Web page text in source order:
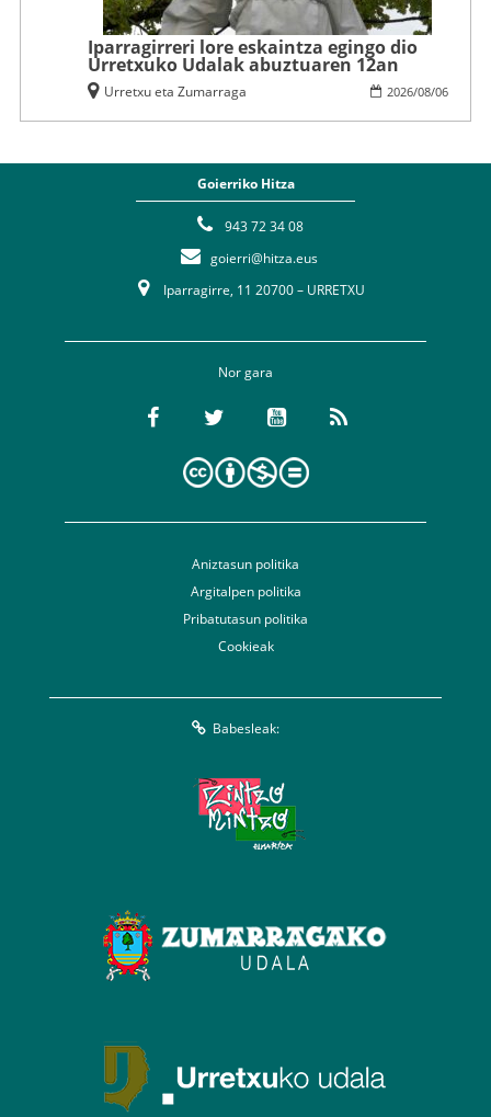
Iparragirreri lore eskaintza egingo dio
Urretxuko Udalak abuztuaren 12an
2026/08/06
Urretxu eta Zumarraga
Goierriko Hitza
943 72 34 08
goierri@hitza.eus
Iparragirre, 11 20700 – URRETXU
Nor gara
Aniztasun politika
Argitalpen politika
Pribatutasun politika
Cookieak
Babesleak: